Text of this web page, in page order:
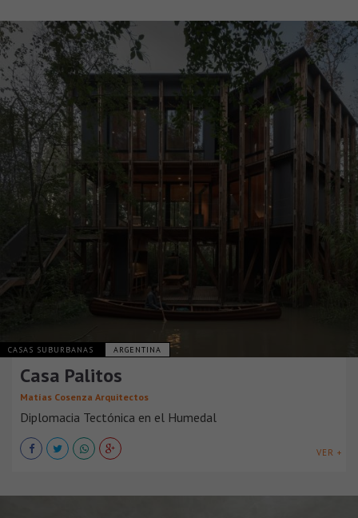
CASAS SUBURBANAS ARGENTINA
Casa Palitos
Matías Cosenza Arquitectos
Diplomacia Tectónica en el Humedal
VER +